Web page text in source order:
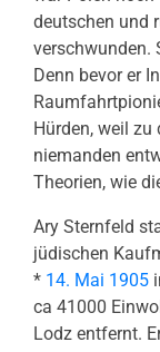
deutschen und
verschwunden.
Denn bevor er
Hürden, weil zu
niemanden
Theorien, wie
Ary Sternfeld
jüdischen
* 14. Mai 1905
ca 41000
Lodz entfernt.